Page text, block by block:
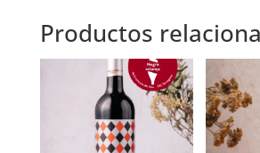
Productos